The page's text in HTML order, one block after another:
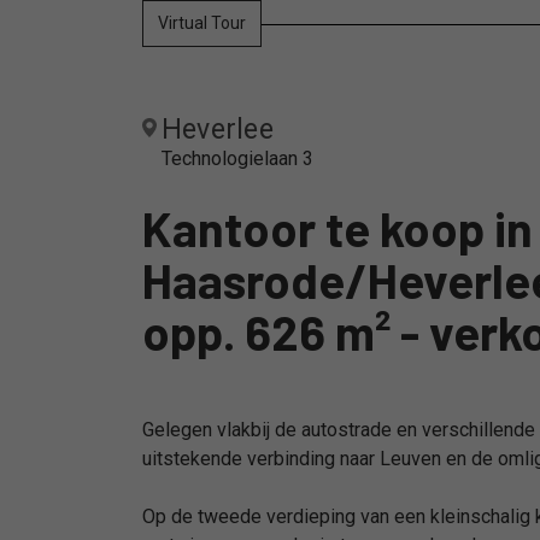
Kantoor te koop
Haasrode/
opp. 626 m² -
Heverlee
Technologielaan 3
Virtual Tour
Gelegen vlakbij de autostrade en
uitstekende verbinding naar Leuven en de
Op de tweede verdieping van een